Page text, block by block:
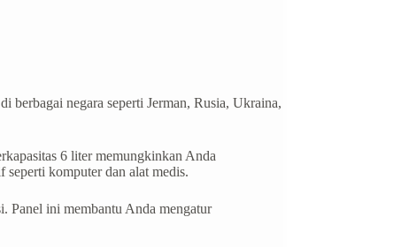
berbagai negara seperti Jerman, Rusia, Ukraina,
6 liter memungkinkan Anda
seperti komputer dan alat medis.
Panel ini membantu Anda mengatur